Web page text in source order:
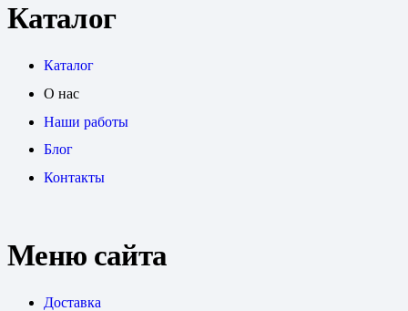
Каталог
Каталог
О нас
Наши работы
Блог
Контакты
Меню сайта
Доставка